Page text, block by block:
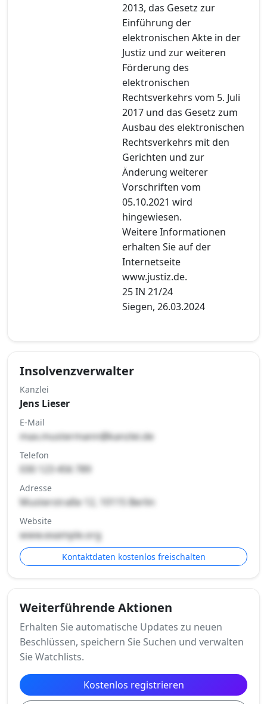
2013, das Gesetz zur
Einführung der
elektronischen Akte in der
Justiz und zur weiteren
Förderung des
elektronischen
Rechtsverkehrs vom 5. Juli
2017 und das Gesetz zum
Ausbau des elektronischen
Rechtsverkehrs mit den
Gerichten und zur
Änderung weiterer
Vorschriften vom
05.10.2021 wird
hingewiesen.
Weitere Informationen
erhalten Sie auf der
Internetseite
www.justiz.de.
25 IN 21/24
Siegen, 26.03.2024
Insolvenzverwalter
Kanzlei
Jens Lieser
E-Mail
max.mustermann@kanzlei.de
Telefon
030 123 456 789
Adresse
Musterstraße 12, 10115 Berlin
Website
www.example.org
Kontaktdaten kostenlos freischalten
Weiterführende Aktionen
Erhalten Sie automatische Updates zu neuen
Beschlüssen, speichern Sie Suchen und verwalten
Sie Watchlists.
Kostenlos registrieren